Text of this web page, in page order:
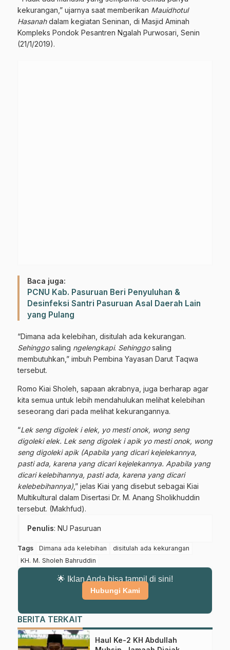
kekurangan,” ujarnya saat memberikan Mauidhotul
Hasanahdalam kegiatan Seninan, di Masjid Aminah
Kompleks Pondok Pesantren Ngalah Purwosari, Senin
(21/1/2019).
Baca juga:
PCNU Kab. Pasuruan Beri Penyuluhan &
Desinfeksi Santri Pasuruan Asal Daerah Lain
yang Pulang
“Dimana ada kelebihan, disitulah ada kekurangan.
Sehinggosaling ngelengkapi. Sehinggosaling
membutuhkan,” imbuh Pembina Yayasan Darut Taqwa
tersebut.
Romo Kiai Sholeh, sapaan akrabnya, juga berharap agar
kita semua untuk lebih mendahulukan melihat kelebihan
seseorang dari pada melihat kekurangannya.
“Lek seng digolek i elek, yo mesti onok, wong seng
digoleki elek. Lek seng digolek i apik yo mesti onok, wong
seng digoleki apik (Apabila yang dicari kejelekannya,
pasti ada, karena yang dicari kejelekannya. Apabila yang
dicari kelebihannya, pasti ada, karena yang dicari
kelebebihannya),” jelas Kiai yang disebut sebagai Kiai
Multikultural dalam Disertasi Dr. M. Anang Sholikhuddin
tersebut. (Makhfud).
Penulis: NU Pasuruan
Tags Dimana ada kelebihan
disitulah ada kekurangan
KH. M. Sholeh Bahruddin
🌟 Iklan Anda bisa tampil di sini!
Hubungi Kami
BERITA TERKAIT
Haul Ke-2 KH Abdullah